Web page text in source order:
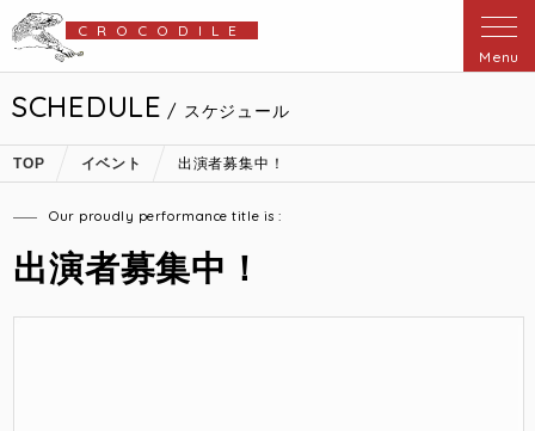
CROCODILE
Menu
SCHEDULE / スケジュール
TOP イベント 出演者募集中！
Our proudly performance title is :
出演者募集中！